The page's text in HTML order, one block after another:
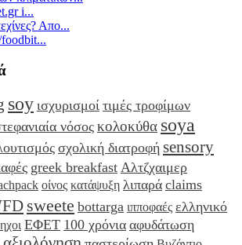
i...
Απο...
soy ισχυρισμοί τιμές τροφίμων
νόσος κολοκύθα soya
σχολική διατροφή sensory
greek breakfast Αλτζχαιμερ
οίνος κατάψυξη λιπαρά claims
sweete bottarga ιπποφαές ελληνικό
ΕΦΕΤ 100 χρόνια αφυδάτωση